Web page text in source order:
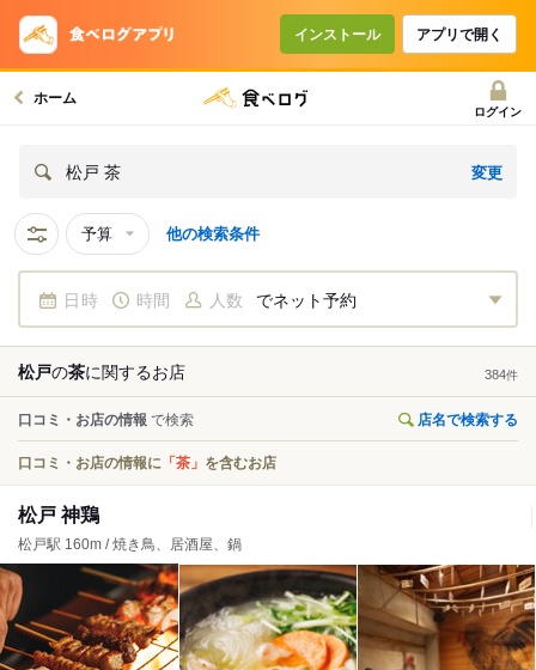
インストール アプリで開く
ホーム
ログイン
松戸 茶 変更
予算 他の検索条件
日時 時間 人数 でネット予約
松戸の茶に関するお店 384件
口コミ・お店の情報 で検索 店名で検索する
口コミ・お店の情報に 「茶」 を含むお店
松戸 神鶏
松戸駅 160m / 焼き鳥、居酒屋、鍋